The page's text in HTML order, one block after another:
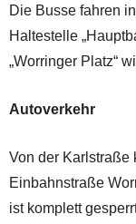
Die Busse fahren
Haltestelle
„Worringer Platz“
Autoverkehr
Von der Karlstraße
Einbahnstraße
ist komplett